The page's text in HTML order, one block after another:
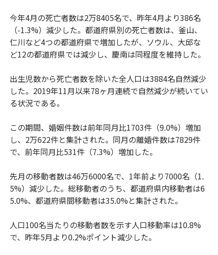
今年4月の死亡者数は2万8405名で、昨年4月より386名
（-1.3%）減少した。都道府県別の死亡者数は、釜山、
仁川など4つの都道府県で増加したが、ソウル、大邱な
ど12の都道府県では減少し、慶南は同程度を維持した。
出生児数から死亡者数を除いた全人口は3884名自然減少
した。2019年11月以来78ヶ月連続で自然減少が続いてい
る状況である。
この期間、婚姻件数は前年同月比1703件（9.0%）増加
し、2万622件と集計された。同月の離婚件数は7829件
で、前年同月比531件（7.3%）増加した。
先月の移動者数は46万6000名で、1年前より7000名（1.
5%）減少した。総移動者のうち、都道府県内移動者は6
5.0%、都道府県間移動者は35.0%と集計された。
人口100名当たりの移動者数を示す人口移動率は10.8%
で、昨年5月より0.2%ポイント減少した。